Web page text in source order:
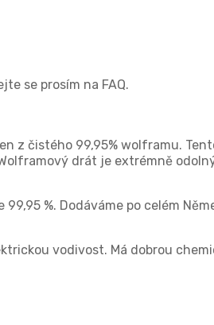
se prosím na FAQ.
z čistého 99,95% wolframu.
drát je extrémně
%. Dodáváme po celém
vodivost. Má dobrou